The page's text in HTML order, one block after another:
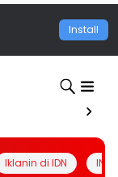
Install
Iklanin di IDN